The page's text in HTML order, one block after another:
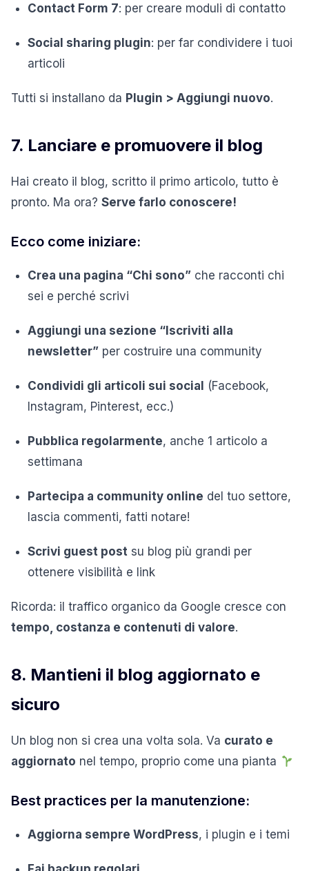
Contact Form 7: per creare moduli di contatto
Social sharing plugin: per far condividere i tuoi
articoli
Tutti si installano da Plugin > Aggiungi nuovo.
7. Lanciare e promuovere il blog
Hai creato il blog, scritto il primo articolo, tutto è
pronto. Ma ora? Serve farlo conoscere!
Ecco come iniziare:
Crea una pagina “Chi sono” che racconti chi
sei e perché scrivi
Aggiungi una sezione “Iscriviti alla
newsletter” per costruire una community
Condividi gli articoli sui social (Facebook,
Instagram, Pinterest, ecc.)
Pubblica regolarmente, anche 1 articolo a
settimana
Partecipa a community online del tuo settore,
lascia commenti, fatti notare!
Scrivi guest post su blog più grandi per
ottenere visibilità e link
Ricorda: il traffico organico da Google cresce con
tempo, costanza e contenuti di valore.
8. Mantieni il blog aggiornato e
sicuro
Un blog non si crea una volta sola. Va curato e
aggiornato nel tempo, proprio come una pianta
Best practices per la manutenzione:
Aggiorna sempre WordPress, i plugin e i temi